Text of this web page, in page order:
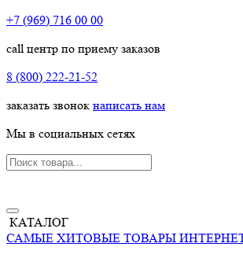
+7 (969) 716 00 00
call центр по приему заказов
8 (800) 222-21-52
заказать звонок написать нам
Мы в социальных сетях
КАТАЛОГ
САМЫЕ ХИТОВЫЕ ТОВАРЫ